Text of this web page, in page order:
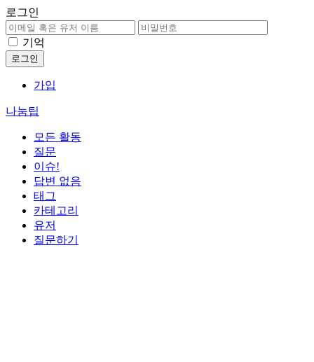
로그인
기억
가입
나눔팁
모든 활동
질문
이슈!
답변 없음
태그
카테고리
유저
질문하기